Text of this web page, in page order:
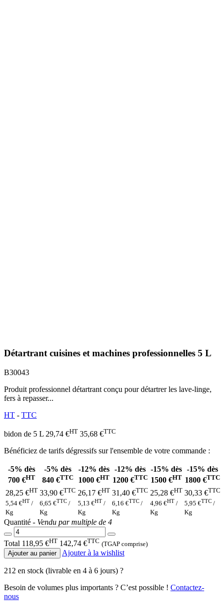
Détartrant cuisines et machines professionnelles 5 L
B30043
Produit professionnel détartrant conçu pour détartrer les lave-linge,
fers à repasser...
HT - TTC
bidon de 5 L 29,74 €HT 35,68 €TTC
Bénéficiez de tarifs dégressifs sur l'ensemble de votre commande :
-5% dès
700 €HT
-5% dès
840 €TTC
-12% dès
1000 €HT
-12% dès
1200 €TTC
-15% dès
1500 €HT
-15% dès
1800 €TTC
28,25 €HT
5,54 €HT /
Kg
33,90 €TTC
6,65 €TTC /
Kg
26,17 €HT
5,13 €HT /
Kg
31,40 €TTC
6,16 €TTC /
Kg
25,28 €HT
4,96 €HT /
Kg
30,33 €TTC
5,95 €TTC /
Kg
Quantité - Vendu par multiple de 4
Total 118,95 €HT 142,74 €TTC (TGAP comprise)
Ajouter au panier
Ajouter à la wishlist
212 en stock (livrable en 4 à 6 jours) ?
Besoin de volumes plus importants ? C’est possible ! Contactez-
nous